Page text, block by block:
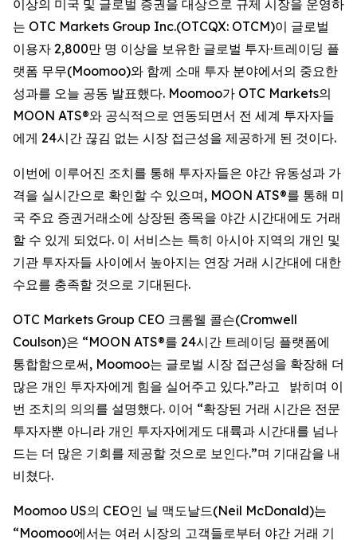
이상의 미국 및 글로벌 증권을 대상으로 규제 시장을 운영하
는 OTC Markets Group Inc.(OTCQX: OTCM)이 글로벌
이용자 2,800만 명 이상을 보유한 글로벌 투자·트레이딩 플
랫폼 무무(Moomoo)와 함께 소매 투자 분야에서의 중요한
성과를 오늘 공동 발표했다. Moomoo가 OTC Markets의
MOON ATS®와 공식적으로 연동되면서 전 세계 투자자들
에게 24시간 끊김 없는 시장 접근성을 제공하게 된 것이다.
이번에 이루어진 조치를 통해 투자자들은 야간 유동성과 가
격을 실시간으로 확인할 수 있으며, MOON ATS®를 통해 미
국 주요 증권거래소에 상장된 종목을 야간 시간대에도 거래
할 수 있게 되었다. 이 서비스는 특히 아시아 지역의 개인 및
기관 투자자들 사이에서 높아지는 연장 거래 시간대에 대한
수요를 충족할 것으로 기대된다.
OTC Markets Group CEO 크롬웰 콜슨(Cromwell
Coulson)은 “MOON ATS®를 24시간 트레이딩 플랫폼에
통합함으로써, Moomoo는 글로벌 시장 접근성을 확장해 더
많은 개인 투자자에게 힘을 실어주고 있다.”라고 밝히며 이
번 조치의 의의를 설명했다. 이어 “확장된 거래 시간은 전문
투자자뿐 아니라 개인 투자자에게도 대륙과 시간대를 넘나
드는 더 많은 기회를 제공할 것으로 보인다.”며 기대감을 내
비쳤다.
Moomoo US의 CEO인 닐 맥도날드(Neil McDonald)는
“Moomoo에서는 여러 시장의 고객들로부터 야간 거래 기